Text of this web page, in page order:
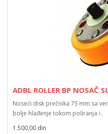
ADBL ROLLER BP NOSAČ
Noseći disk prečnika 75 mm sa
bolje hlađenje tokom poliranja i..
1.500,00 din